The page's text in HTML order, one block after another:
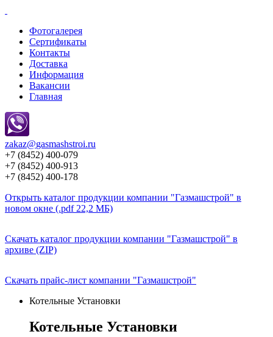
Фотогалерея
Сертификаты
Контакты
Доставка
Информация
Вакансии
Главная
zakaz@gasmashstroi.ru
+7 (8452) 400-079
+7 (8452) 400-913
+7 (8452) 400-178
Открыть каталог продукции компании "Газмашстрой" в
новом окне (.pdf 22,2 МБ)
Скачать каталог продукции компании "Газмашстрой" в
архиве (ZIP)
Скачать прайс-лист компании "Газмашстрой"
Котельные Установки
Котельные Установки